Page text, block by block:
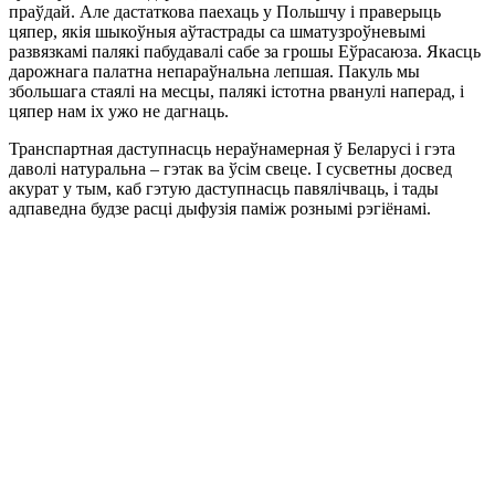
праўдай. Але дастаткова паехаць у Польшчу і праверыць
цяпер, якія шыкоўныя аўтастрады са шматузроўневымі
развязкамі палякі пабудавалі сабе за грошы Еўрасаюза. Якасць
дарожнага палатна непараўнальна лепшая. Пакуль мы
збольшага стаялі на месцы, палякі істотна рванулі наперад, і
цяпер нам іх ужо не дагнаць.
Транспартная даступнасць нераўнамерная ў Беларусі і гэта
даволі натуральна – гэтак ва ўсім свеце. І сусветны досвед
акурат у тым, каб гэтую даступнасць павялічваць, і тады
адпаведна будзе расці дыфузія паміж рознымі рэгіёнамі.